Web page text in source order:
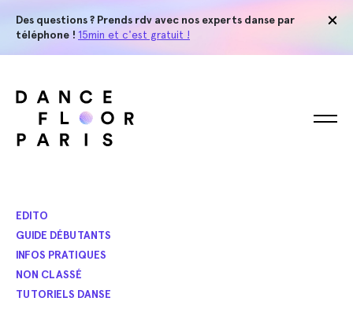
Des questions ? Prends rdv avec nos experts danse par
téléphone ! 15min et c'est gratuit !
EDITO
GUIDE DÉBUTANTS
INFOS PRATIQUES
NON CLASSÉ
TUTORIELS DANSE